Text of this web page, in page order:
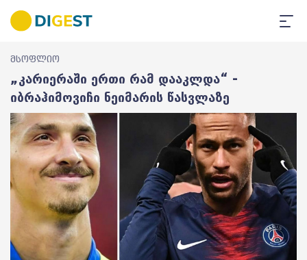
მსოფლიო
„კარიერაში ერთი რამ დააკლდა“ -
იბრაჰიმოვიჩი ნეიმარის წასვლაზე